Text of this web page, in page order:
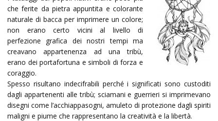
che ferite da pietra appuntita e colorante
naturale di bacca per imprimere un colore;
non erano certo vicini al livello di
perfezione grafica dei nostri tempi ma
creavano appartenenza ad una tribù,
erano dei portafortuna e simboli di forza e
coraggio.
Spesso risultano indecifrabili perché i significati sono custoditi
dagli appartenenti alle tribù; sciamani e guerrieri si imprimevano
disegni come l’acchiappasogni, amuleto di protezione dagli spiriti
maligni e piume che rappresentano la creatività e la libertà.